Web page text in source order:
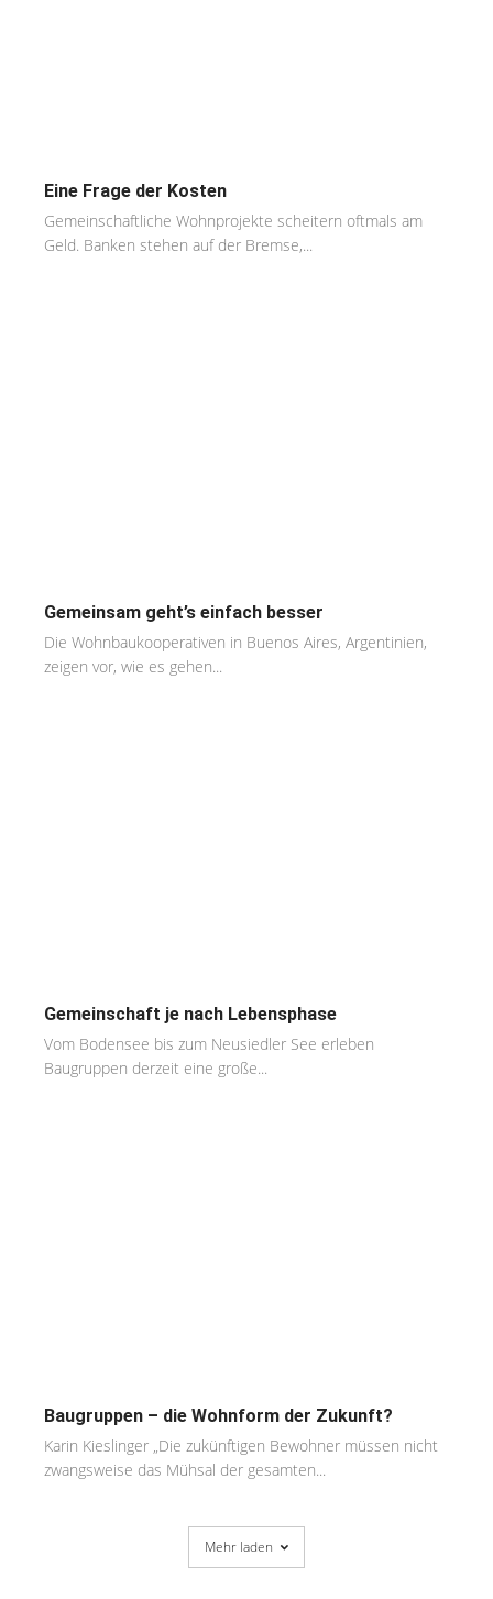
Eine Frage der Kosten
Gemeinschaftliche Wohnprojekte scheitern oftmals am
Geld. Banken stehen auf der Bremse,...
Gemeinsam geht’s einfach besser
Die Wohnbaukooperativen in Buenos Aires, Argentinien,
zeigen vor, wie es gehen...
Gemeinschaft je nach Lebensphase
Vom Bodensee bis zum Neusiedler See erleben
Baugruppen derzeit eine große...
Baugruppen – die Wohnform der Zukunft?
Karin Kieslinger „Die zukünftigen Bewohner müssen nicht
zwangsweise das Mühsal der gesamten...
Mehr laden